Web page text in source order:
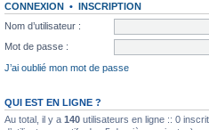
CONNEXION • INSCRIPTION
Nom d’utilisateur :
Mot de passe :
J’ai oublié mon mot de passe
QUI EST EN LIGNE ?
Au total, il y a 140 utilisateurs en ligne :: 0